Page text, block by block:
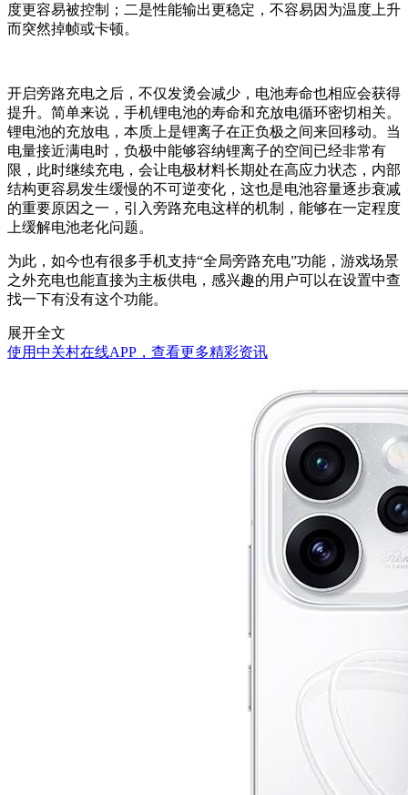
度更容易被控制；二是性能输出更稳定，不容易因为温度上升
而突然掉帧或卡顿。
开启旁路充电之后，不仅发烫会减少，电池寿命也相应会获得
提升。简单来说，手机锂电池的寿命和充放电循环密切相关。
锂电池的充放电，本质上是锂离子在正负极之间来回移动。当
电量接近满电时，负极中能够容纳锂离子的空间已经非常有
限，此时继续充电，会让电极材料长期处在高应力状态，内部
结构更容易发生缓慢的不可逆变化，这也是电池容量逐步衰减
的重要原因之一， 引入旁路充电这样的机制，能够在一定程度
上缓解电池老化问题。
为此，如今也有很多手机支持“全局旁路充电”功能，游戏场景
之外充电也能直接为主板供电，感兴趣的用户可以在设置中查
找一下有没有这个功能。
展开全文
使用中关村在线APP，查看更多精彩资讯